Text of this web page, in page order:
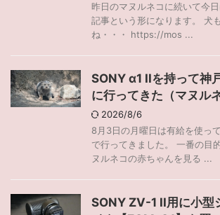
昨日のマヌルネコに続いて今
記事という形になります。 犬
ね・・・ https://mos ...
SONY α1 IIを持って神
に行ってきた（マヌル
2026/8/6
8月3日の月曜日は有給を使っ
で行ってきました。 一番の目
ヌルネコの赤ちゃんを見る ...
SONY ZV-1 II用に小型